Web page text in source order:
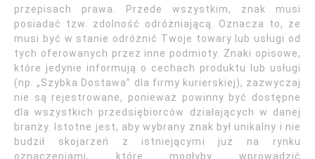
przepisach prawa. Przede wszystkim, znak musi
posiadać tzw. zdolność odróżniającą. Oznacza to, że
musi być w stanie odróżnić Twoje towary lub usługi od
tych oferowanych przez inne podmioty. Znaki opisowe,
które jedynie informują o cechach produktu lub usługi
(np. „Szybka Dostawa” dla firmy kurierskiej), zazwyczaj
nie są rejestrowane, ponieważ powinny być dostępne
dla wszystkich przedsiębiorców działających w danej
branży. Istotne jest, aby wybrany znak był unikalny i nie
budził skojarzeń z istniejącymi już na rynku
oznaczeniami, które mogłyby wprowadzić